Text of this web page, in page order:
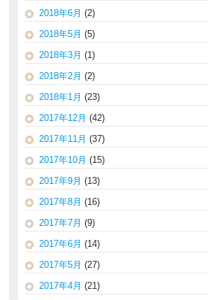
2018年6月 (2)
2018年5月 (5)
2018年3月 (1)
2018年2月 (2)
2018年1月 (23)
2017年12月 (42)
2017年11月 (37)
2017年10月 (15)
2017年9月 (13)
2017年8月 (16)
2017年7月 (9)
2017年6月 (14)
2017年5月 (27)
2017年4月 (21)